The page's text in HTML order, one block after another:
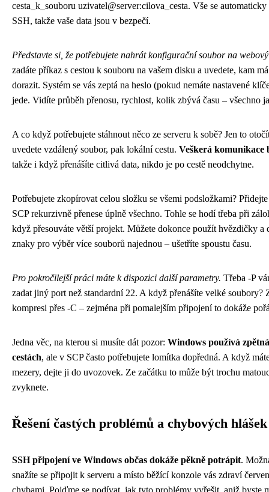
cesta_k_souboru uzivatel@server:cilova_cesta. Vše se
SSH, takže vaše data jsou v bezpečí.
Představte si, že potřebujete nahrát konfigurační soubor na
zadáte příkaz s cestou k souboru na vašem disku a uvedete, kam
dorazit. Systém se vás zeptá na heslo (pokud nemáte nastavené
jede. Vidíte průběh přenosu, rychlost, kolik zbývá času – všechno
A co když potřebujete stáhnout něco ze serveru k sobě? Jen to
uvedete vzdálený soubor, pak lokální cestu. Veškerá komunikace
takže i když přenášíte citlivá data, nikdo je po cestě neodchytne.
Potřebujete zkopírovat celou složku se všemi podsložkami?
SCP rekurzivně přenese úplně všechno. Tohle se hodí třeba při
když přesouváte větší projekt. Můžete dokonce použít hvězdičky a
znaky pro výběr více souborů najednou – ušetříte spoustu času.
Pro pokročilejší práci máte k dispozici další parametry. Třeba -P
zadat jiný port než standardní 22. A když přenášíte velké soubory?
kompresi přes -C – zejména při pomalejším připojení to dokáže
Jedna věc, na kterou si musíte dát pozor: Windows používá
cestách, ale v SCP často potřebujete lomítka dopředná. A když
mezery, dejte ji do uvozovek. Ze začátku to může být trochu
zvyknete.
Řešení častých problémů a chybových
SSH připojení ve Windows občas dokáže pěkně potrápit.
snažíte se připojit k serveru a místo běžící konzole vás zdraví